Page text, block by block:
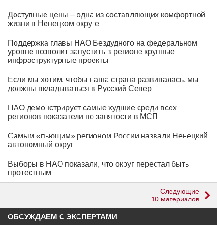
Доступные цены – одна из составляющих комфортной
жизни в Ненецком округе
Поддержка главы НАО Бездудного на федеральном
уровне позволит запустить в регионе крупные
инфраструктурные проекты
Если мы хотим, чтобы наша страна развивалась, мы
должны вкладываться в Русский Север
НАО демонстрирует самые худшие среди всех
регионов показатели по занятости в МСП
Самым «пьющим» регионом России назвали Ненецкий
автономный округ
Выборы в НАО показали, что округ перестал быть
протестным
Следующие
10 материалов
ОБСУЖДАЕМ С ЭКСПЕРТАМИ